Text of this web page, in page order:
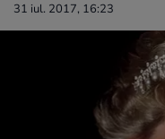
31 iul. 2017, 16:23